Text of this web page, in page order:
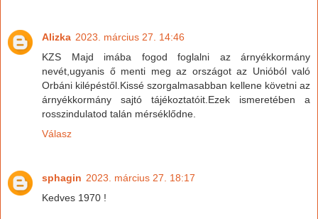
Alizka 2023. március 27. 14:46
KZS Majd imába fogod foglalni az árnyékkormány
nevét,ugyanis ő menti meg az országot az Unióból való
Orbáni kilépéstől.Kissé szorgalmasabban kellene követni az
árnyékkormány sajtó tájékoztatóit.Ezek ismeretében a
rosszindulatod talán mérséklődne.
Válasz
sphagin 2023. március 27. 18:17
Kedves 1970 !